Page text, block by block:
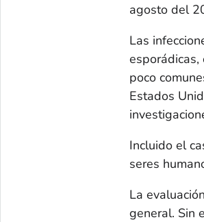
agosto del
Las
esporádicas,
poco
Estados
Incluido el
seres
La
general. Sin